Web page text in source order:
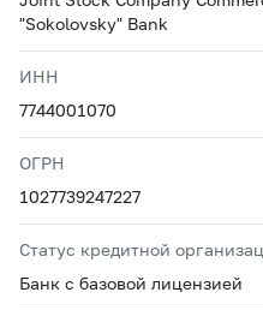
"Sokolovsky" Bank
ИНН
7744001070
ОГРН
1027739247227
Статус кредитной
Банк с базовой лицензией